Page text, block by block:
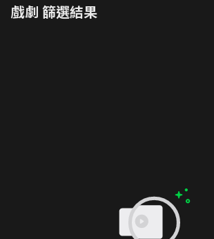
戲劇 篩選結果